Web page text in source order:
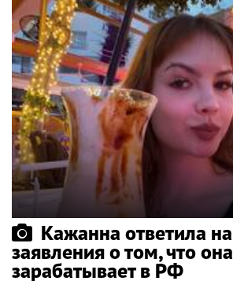
Кажанна ответила на
заявления о том, что она
зарабатывает в РФ